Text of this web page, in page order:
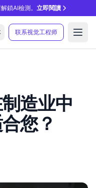
鎖AI檢測。立即閱讀
联系视觉工程师
造业中
您？